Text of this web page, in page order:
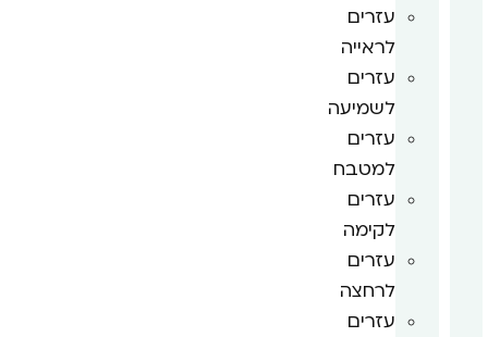
עזרים
לראייה
עזרים
לשמיעה
עזרים
למטבח
עזרים
לקימה
עזרים
לרחצה
עזרים